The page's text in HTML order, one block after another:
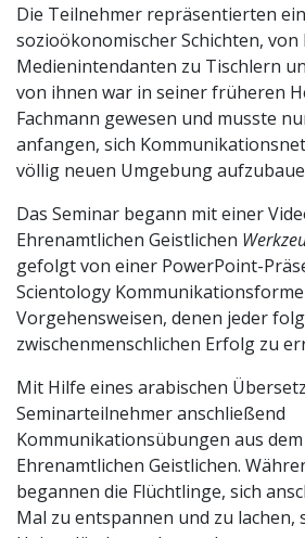
Die Teilnehmer repräsentierten
sozioökonomischer Schichten,
Medienintendanten zu Tischlern
von ihnen war in seiner früheren
Fachmann gewesen und musste
anfangen, sich
völlig neuen Umgebung
Das Seminar begann mit einer
Ehrenamtlichen Geistlichen
gefolgt von einer PowerPoint-
Scientology
Vorgehensweisen, denen jeder
zwischenmenschlichen Erfolg zu
Mit Hilfe eines arabischen
Seminarteilnehmer anschließend
Kommunikationsübungen aus
Ehrenamtlichen Geistlichen.
begannen die Flüchtlinge, sich
Mal zu entspannen und zu lachen,